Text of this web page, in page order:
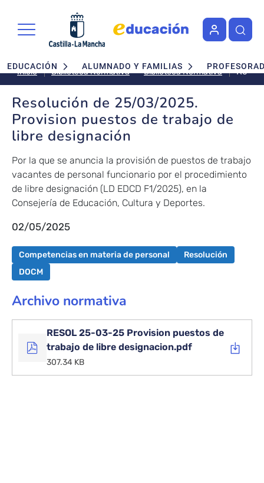
Navegación principal
EDUCACIÓN ALUMNADO Y FAMILIAS
Inicio Biblioteca Normativa Biblioteca Normativa
de
de
libre
Resolución de 25/03/2025.
Provision puestos de trabajo de
libre designación
Por la que se anuncia la provisión de puestos de trabajo
vacantes de personal funcionario por el procedimiento
de libre designación (LD EDCD F1/2025), en la
Consejería de Educación, Cultura y Deportes.
02/05/2025
Competencias en materia de personal
Resolución
DOCM
Archivo normativa
RESOL 25-03-25 Provision puestos de
trabajo de libre designacion.pdf
307.34 KB